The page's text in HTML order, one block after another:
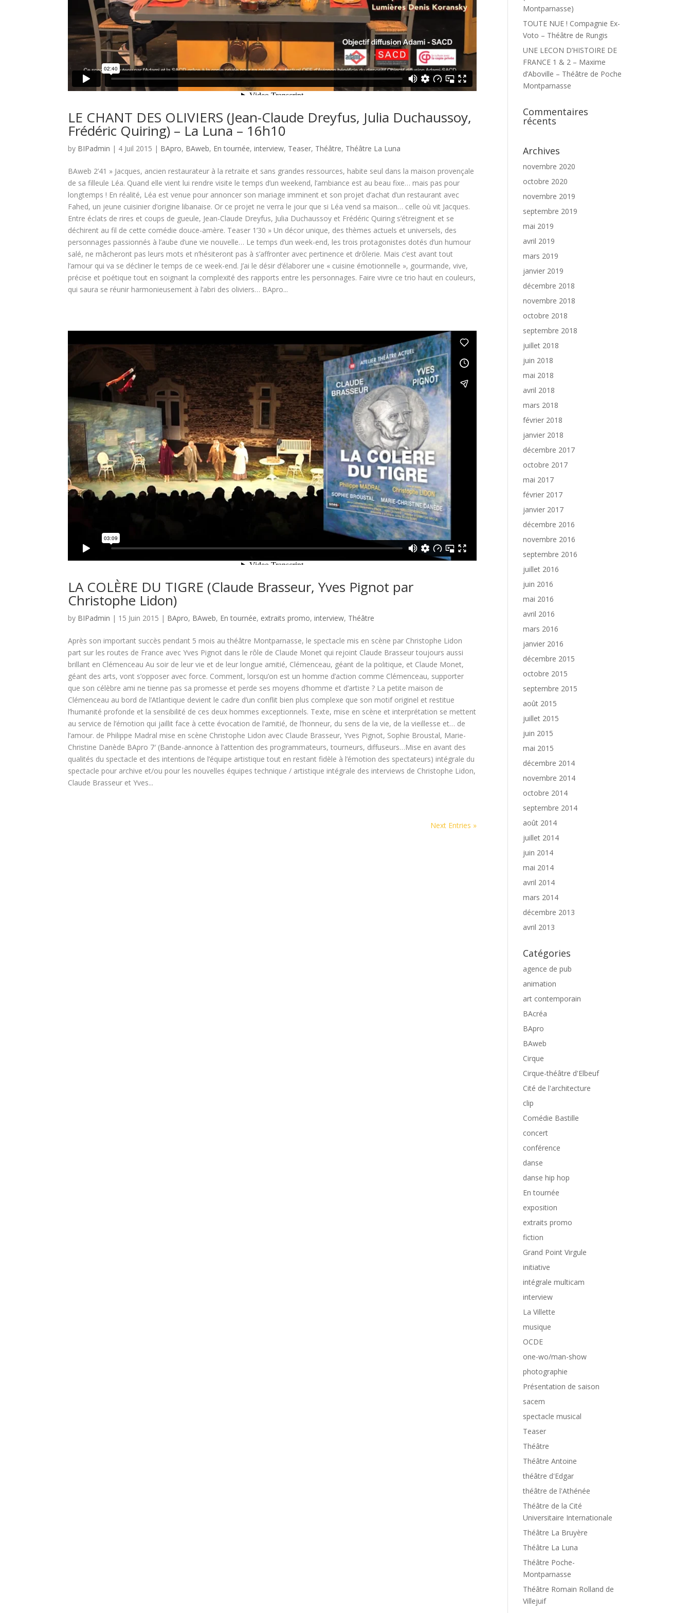
LE CHANT DES OLIVIERS (Jean-Claude Dreyfus, Julia Duchaussoy,
Frédéric Quiring) – La Luna – 16h10
by BIPadmin | 4 Juil 2015 | BApro, BAweb, En tournée, interview, Teaser, Théâtre, Théâtre La Luna
BAweb 2’41 » Jacques, ancien restaurateur à la retraite et sans grandes ressources, habite seul dans la maison provençale
de sa filleule Léa. Quand elle vient lui rendre visite le temps d’un weekend, l’ambiance est au beau fixe… mais pas pour
longtemps ! En réalité, Léa est venue pour annoncer son mariage imminent et son projet d’achat d’un restaurant avec
Fahed, un jeune cuisinier d’origine libanaise. Or ce projet ne verra le jour que si Léa vend sa maison… celle où vit Jacques.
Entre éclats de rires et coups de gueule, Jean-Claude Dreyfus, Julia Duchaussoy et Frédéric Quiring s’étreignent et se
déchirent au fil de cette comédie douce-amère. Teaser 1’30 » Un décor unique, des thèmes actuels et universels, des
personnages passionnés à l’aube d’une vie nouvelle… Le temps d’un week-end, les trois protagonistes dotés d’un humour
salé, ne mâcheront pas leurs mots et n’hésiteront pas à s’affronter avec pertinence et drôlerie. Mais c’est avant tout
l’amour qui va se décliner le temps de ce week-end. J’ai le désir d’élaborer une « cuisine émotionnelle », gourmande, vive,
précise et poétique tout en soignant la complexité des rapports entre les personnages. Faire vivre ce trio haut en couleurs,
qui saura se réunir harmonieusement à l’abri des oliviers… BApro...
LA COLÈRE DU TIGRE (Claude Brasseur, Yves Pignot par
Christophe Lidon)
by BIPadmin | 15 Juin 2015 | BApro, BAweb, En tournée, extraits promo, interview, Théâtre
Après son important succès pendant 5 mois au théâtre Montparnasse, le spectacle mis en scène par Christophe Lidon
part sur les routes de France avec Yves Pignot dans le rôle de Claude Monet qui rejoint Claude Brasseur toujours aussi
brillant en Clémenceau Au soir de leur vie et de leur longue amitié, Clémenceau, géant de la politique, et Claude Monet,
géant des arts, vont s’opposer avec force. Comment, lorsqu’on est un homme d’action comme Clémenceau, supporter
que son célèbre ami ne tienne pas sa promesse et perde ses moyens d’homme et d’artiste ? La petite maison de
Clémenceau au bord de l’Atlantique devient le cadre d’un conflit bien plus complexe que son motif originel et restitue
l’humanité profonde et la sensibilité de ces deux hommes exceptionnels. Texte, mise en scène et interprétation se mettent
au service de l’émotion qui jaillit face à cette évocation de l’amitié, de l’honneur, du sens de la vie, de la vieillesse et… de
l’amour. de Philippe Madral mise en scène Christophe Lidon avec Claude Brasseur, Yves Pignot, Sophie Broustal, Marie-
Christine Danède BApro 7′ (Bande-annonce à l’attention des programmateurs, tourneurs, diffuseurs…Mise en avant des
qualités du spectacle et des intentions de l’équipe artistique tout en restant fidèle à l’émotion des spectateurs) intégrale du
spectacle pour archive et/ou pour les nouvelles équipes technique / artistique intégrale des interviews de Christophe Lidon,
Claude Brasseur et Yves...
Next Entries »
Montparnasse)
TOUTE NUE ! Compagnie Ex-
Voto – Théâtre de Rungis
UNE LECON D’HISTOIRE DE
FRANCE 1 & 2 – Maxime
d’Aboville – Théâtre de Poche
Montparnasse
Commentaires
récents
Archives
novembre 2020
octobre 2020
novembre 2019
septembre 2019
mai 2019
avril 2019
mars 2019
janvier 2019
décembre 2018
novembre 2018
octobre 2018
septembre 2018
juillet 2018
juin 2018
mai 2018
avril 2018
mars 2018
février 2018
janvier 2018
décembre 2017
octobre 2017
mai 2017
février 2017
janvier 2017
décembre 2016
novembre 2016
septembre 2016
juillet 2016
juin 2016
mai 2016
avril 2016
mars 2016
janvier 2016
décembre 2015
octobre 2015
septembre 2015
août 2015
juillet 2015
juin 2015
mai 2015
décembre 2014
novembre 2014
octobre 2014
septembre 2014
août 2014
juillet 2014
juin 2014
mai 2014
avril 2014
mars 2014
décembre 2013
avril 2013
Catégories
agence de pub
animation
art contemporain
BAcréa
BApro
BAweb
Cirque
Cirque-théâtre d'Elbeuf
Cité de l'architecture
clip
Comédie Bastille
concert
conférence
danse
danse hip hop
En tournée
exposition
extraits promo
fiction
Grand Point Virgule
initiative
intégrale multicam
interview
La Villette
musique
OCDE
one-wo/man-show
photographie
Présentation de saison
sacem
spectacle musical
Teaser
Théâtre
Théâtre Antoine
théâtre d'Edgar
théâtre de l'Athénée
Théâtre de la Cité
Universitaire Internationale
Théâtre La Bruyère
Théâtre La Luna
Théâtre Poche-
Montparnasse
Théâtre Romain Rolland de
Villejuif